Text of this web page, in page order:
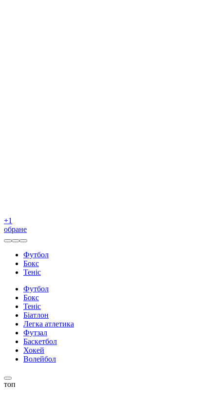
+1
обране
Футбол
Бокс
Теніс
Футбол
Бокс
Теніс
Біатлон
Легка атлетика
Футзал
Баскетбол
Хокей
Волейбол
топ